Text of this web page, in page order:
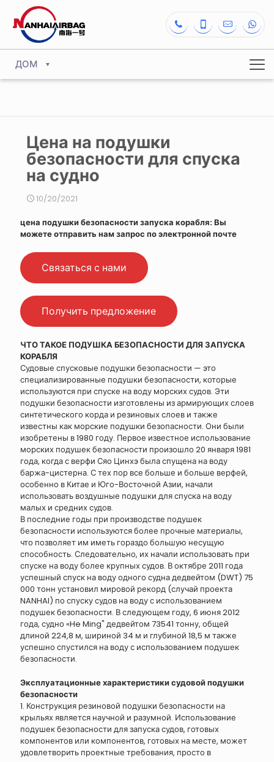
ДОМ
Цена на подушки
безопасности для спуска
на судно
10/20/2021
цена подушки безопасности запуска корабля: Вы
можете отправить нам запрос по электронной почте
Связаться с нами
Получить предложение
ЧТО ТАКОЕ ПОДУШКА БЕЗОПАСНОСТИ ДЛЯ ЗАПУСКА
КОРАБЛЯ
Судовые спусковые подушки безопасности — это
специализированные подушки безопасности, которые
используются при спуске на воду морских судов. Эти
подушки безопасности изготовлены из армирующих слоев
синтетического корда и резиновых слоев и также
известны как морские подушки безопасности. Они были
изобретены в 1980 году. Первое известное использование
морских подушек безопасности произошло 20 января 1981
года, когда с верфи Сяо Цинхэ была спущена на воду
баржа-цистерна. С тех пор все больше и больше верфей,
особенно в Китае и Юго-Восточной Азии, начали
использовать воздушные подушки для спуска на воду
малых и средних судов.
В последние годы при производстве подушек
безопасности используются более прочные материалы,
что позволяет им иметь гораздо большую несущую
способность. Следовательно, их начали использовать при
спуске на воду более крупных судов. В октябре 2011 года
успешный спуск на воду одного судна дедвейтом (DWT) 75
000 тонн установил мировой рекорд (случай проекта
NANHAI) по спуску судов на воду с использованием
подушек безопасности. В следующем году, 6 июня 2012
года, судно «He Ming" дедвейтом 73541 тонну, общей
длиной 224,8 м, шириной 34 м и глубиной 18,5 м также
успешно спустился на воду с использованием подушек
безопасности.
Эксплуатационные характеристики судовой подушки
безопасности
1. Конструкция резиновой подушки безопасности на
крыльях является научной и разумной. Использование
подушек безопасности для запуска судов, готовых
компонентов или компонентов, готовых на месте, может
удовлетворить проектные требования, просто в